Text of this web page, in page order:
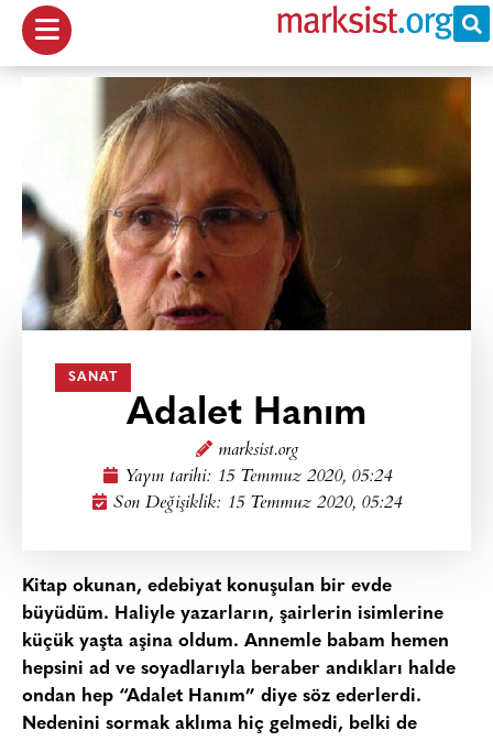
SANAT
Adalet Hanım
marksist.org
Yayın tarihi: 15 Temmuz 2020, 05:24
Son Değişiklik: 15 Temmuz 2020, 05:24
Kitap okunan, edebiyat konuşulan bir evde
büyüdüm. Haliyle yazarların, şairlerin isimlerine
küçük yaşta aşina oldum. Annemle babam hemen
hepsini ad ve soyadlarıyla beraber andıkları halde
ondan hep “Adalet Hanım” diye söz ederlerdi.
Nedenini sormak aklıma hiç gelmedi, belki de